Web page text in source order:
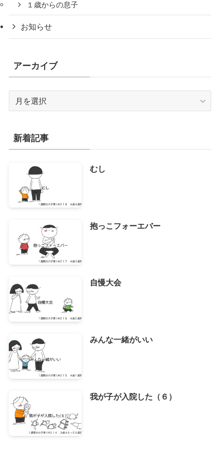
１歳からの息子
お知らせ
アーカイブ
イ
ブ
新着記事
むし
抱っこフォーエバー
自慢大会
みんな一緒がいい
我が子が入院した（６）